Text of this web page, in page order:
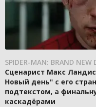
SPIDER-MAN: BRAND NEW
Сценарист Макс
Новый день" с его
подтекстом, а
каскадёрами